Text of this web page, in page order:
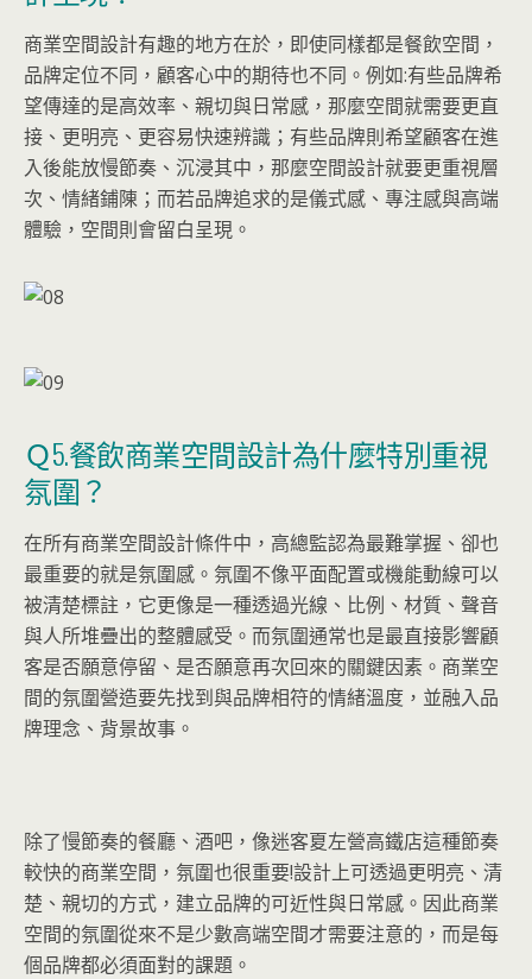
商業空間設計有趣的地方在於，即使同樣都是餐飲空間，
品牌定位不同，顧客心中的期待也不同。例如:有些品牌希
望傳達的是高效率、親切與日常感，那麼空間就需要更直
接、更明亮、更容易快速辨識；有些品牌則希望顧客在進
入後能放慢節奏、沉浸其中，那麼空間設計就要更重視層
次、情緒鋪陳；而若品牌追求的是儀式感、專注感與高端
體驗，空間則會留白呈現。
Ｑ5.餐飲商業空間設計為什麼特別重視
氛圍？
在所有商業空間設計條件中，高總監認為最難掌握、卻也
最重要的就是氛圍感。氛圍不像平面配置或機能動線可以
被清楚標註，它更像是一種透過光線、比例、材質、聲音
與人所堆疊出的整體感受。而氛圍通常也是最直接影響顧
客是否願意停留、是否願意再次回來的關鍵因素。商業空
間的氛圍營造要先找到與品牌相符的情緒溫度，並融入品
牌理念、背景故事。
除了慢節奏的餐廳、酒吧，像迷客夏左營高鐵店這種節奏
較快的商業空間，氛圍也很重要!設計上可透過更明亮、清
楚、親切的方式，建立品牌的可近性與日常感。因此商業
空間的氛圍從來不是少數高端空間才需要注意的，而是每
個品牌都必須面對的課題。